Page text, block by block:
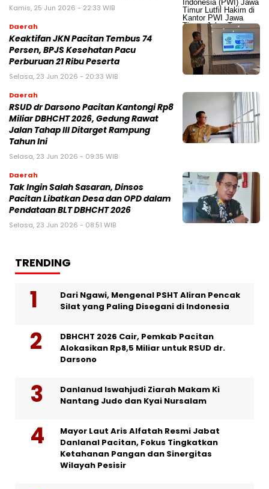
Kamis, 25 Jun 2026 - 22:33 WIB
Daerah
Keaktifan JKN Pacitan Tembus 74
Persen, BPJS Kesehatan Pacu
Perburuan 21 Ribu Peserta
Selasa, 23 Jun 2026 - 20:33 WIB
Daerah
RSUD dr Darsono Pacitan Kantongi Rp8
Miliar DBHCHT 2026, Gedung Rawat
Jalan Tahap III Ditarget Rampung
Tahun Ini
Selasa, 23 Jun 2026 - 09:35 WIB
Daerah
Tak Ingin Salah Sasaran, Dinsos
Pacitan Libatkan Desa dan OPD dalam
Pendataan BLT DBHCHT 2026
Selasa, 23 Jun 2026 - 08:51 WIB
TRENDING
Dari Ngawi, Mengenal PSHT Aliran Pencak
Silat yang Paling Disegani di Indonesia
DBHCHT 2026 Cair, Pemkab Pacitan
Alokasikan Rp8,5 Miliar untuk RSUD dr.
Darsono
Danlanud Iswahjudi Ziarah Makam Ki
Nantang Judo dan Kyai Nursalam
Mayor Laut Aris Alfatah Resmi Jabat
Danlanal Pacitan, Fokus Tingkatkan
Ketahanan Pangan dan Sinergitas
Wilayah Pesisir